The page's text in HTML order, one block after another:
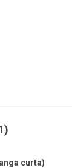
curta)